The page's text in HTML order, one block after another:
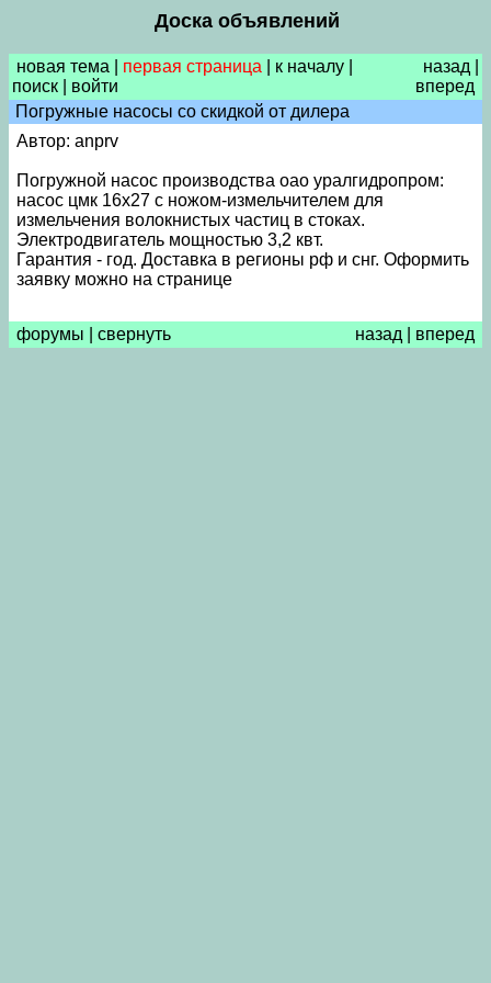
Доска объявлений
новая тема первая страница к началу
поиск
войти
назад
вперед
Погружные насосы со скидкой от дилера
Автор: anprv
Погружной насос производства оао уралгидропром:
насос цмк 16х27 с ножом-измельчителем для
измельчения волокнистых частиц в стоках.
Электродвигатель мощностью 3,2 квт.
Гарантия - год. Доставка в регионы рф и снг. Оформить
заявку можно на странице
форумы свернуть назад вперед